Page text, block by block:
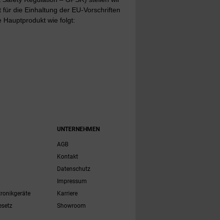
die Einhaltung der EU-Vorschriften
Hauptprodukt wie folgt:
UNTERNEHMEN
AGB
Kontakt
Datenschutz
Impressum
Karriere
Showroom